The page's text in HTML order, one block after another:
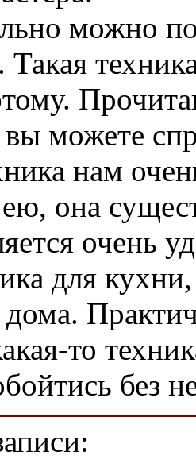
можно
Такая
вы можете
нам
ею, она
очень
для
то
без